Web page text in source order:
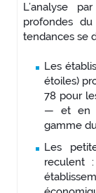
L’analyse
profondes
tendances se
Les
étoiles)
78 pour
— et en
gamme
Les
reculent